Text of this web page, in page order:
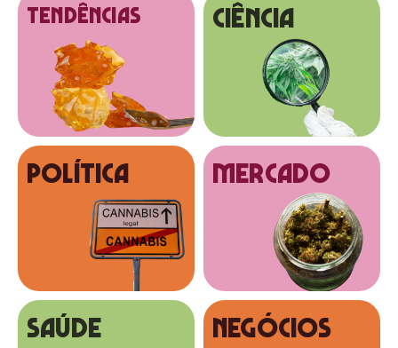
tendências Ciência
Política MERCADO
SAÚDE NEGÓCIOS